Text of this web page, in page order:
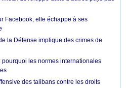
Facebook, elle échappe à ses
la Défense implique des crimes de
les normes internationales
des talibans contre les droits